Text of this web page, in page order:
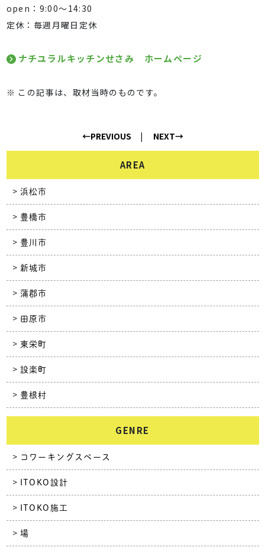
open：9:00～14:30
定休：毎週月曜日定休
ナチユラルキッチンせさみ ホームページ
※ この記事は、取材当時のものです。
←PREVIOUS NEXT→
AREA
浜松市
豊橋市
豊川市
新城市
蒲郡市
田原市
東栄町
設楽町
豊根村
GENRE
コワーキングスペース
ITOKO設計
ITOKO施工
場